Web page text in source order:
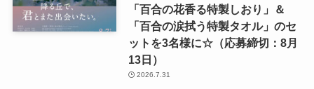
「百合の花香る特製しおり」＆
「百合の涙拭う特製タオル」のセ
ットを3名様に☆（応募締切：8月
13日）
2026.7.31